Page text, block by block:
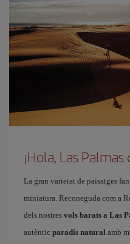
¡Hola, Las
La gran varietat de paisatges fan
miniatura. Reconeguda com a
dels nostres vols barats a Las
autèntic paradís natural amb